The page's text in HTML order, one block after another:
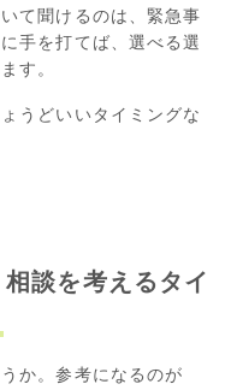
て聞けるのは、緊急事
手を打てば、選べる選
す。
うどいいタイミングな
談を考えるタイ
か。参考になるのが